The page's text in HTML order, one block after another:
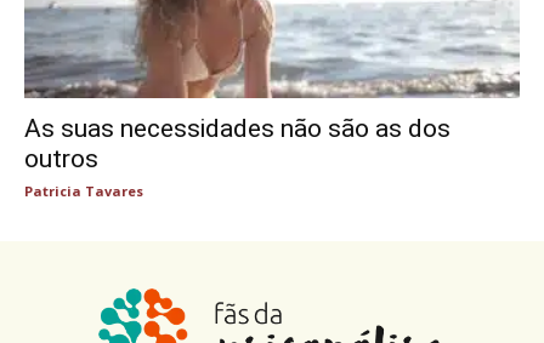
As suas necessidades não são as dos
outros
Patricia Tavares